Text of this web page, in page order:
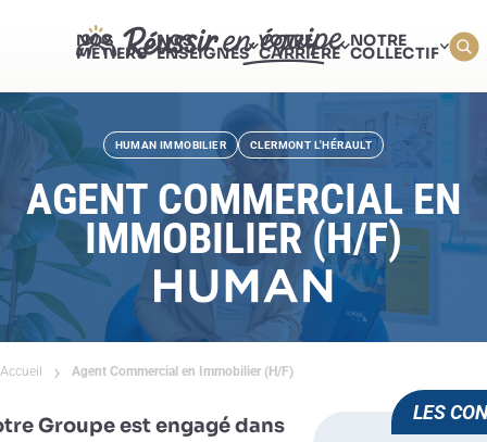
NOS
MÉTIERS
NOS
ENSEIGNES
VOTRE
CARRIÈRE
NOTRE
COLLECTIF
HUMAN IMMOBILIER CLERMONT L'HÉRAULT
AGENT COMMERCIAL EN
IMMOBILIER (H/F)
Accueil Agent Commercial en Immobilier (H/F)
Groupe est engagé dans
LES